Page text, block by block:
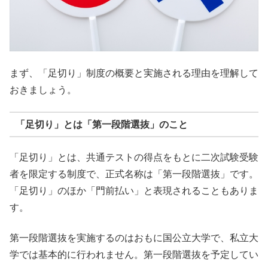
まず、「足切り」制度の概要と実施される理由を理解して
おきましょう。
「足切り」とは「第一段階選抜」のこと
「足切り」とは、共通テストの得点をもとに二次試験受験
者を限定する制度で、正式名称は「第一段階選抜」です。
「足切り」のほか「門前払い」と表現されることもありま
す。
第一段階選抜を実施するのはおもに国公立大学で、私立大
学では基本的に行われません。第一段階選抜を予定してい